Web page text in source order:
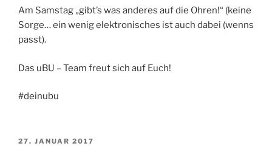
Am Samstag „gibt’s was anderes auf die Ohren!“ (keine
Sorge… ein wenig elektronisches ist auch dabei (wenns
passt).
Das uBU – Team freut sich auf Euch!
#deinubu
VERÖFFENTLICHT
27. JANUAR 2017